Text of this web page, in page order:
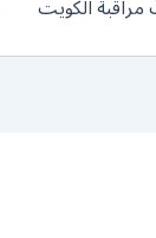
مراقبة الكويت